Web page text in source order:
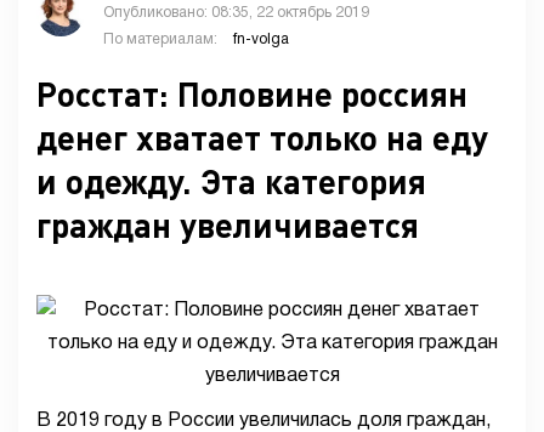
Опубликовано: 08:35, 22 октябрь 2019
По материалам:
fn-volga
Росстат: Половине россиян
денег хватает только на еду
и одежду. Эта категория
граждан увеличивается
В 2019 году в России увеличилась доля граждан,